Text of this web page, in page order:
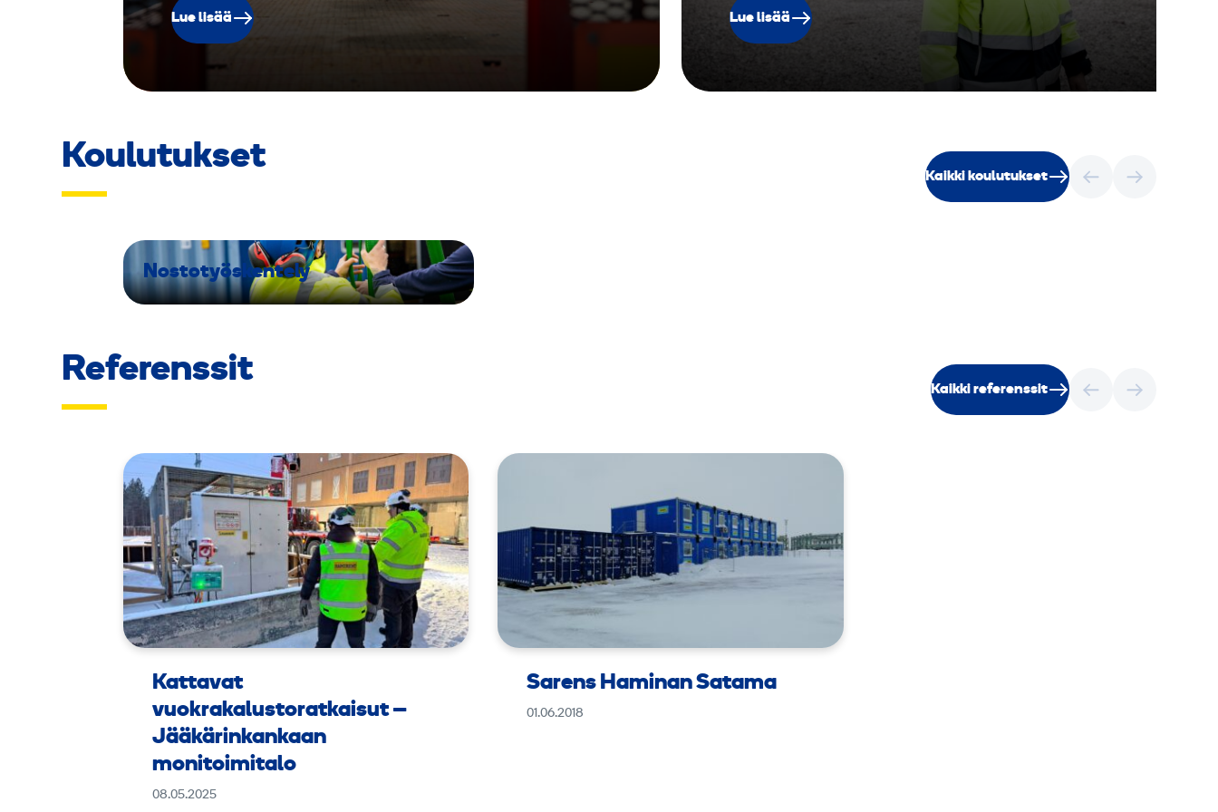
Lue lisää Lue lisää
Koulutukset
Kaikki koulutukset
Nostotyöskentely
Referenssit
Kaikki referenssit
Kattavat
vuokrakalustoratkaisut –
Jääkärinkankaan
monitoimitalo
08.05.2025
Sarens Haminan Satama
01.06.2018